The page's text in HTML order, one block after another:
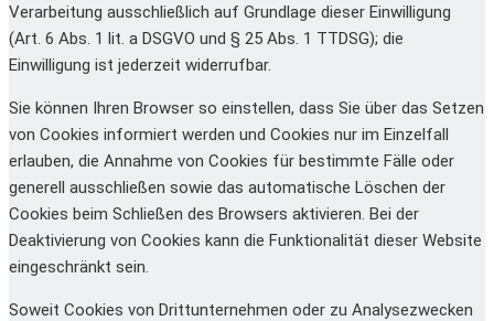
Verarbeitung ausschließlich auf Grundlage dieser Einwilligung
(Art. 6 Abs. 1 lit. a DSGVO und § 25 Abs. 1 TTDSG); die
Einwilligung ist jederzeit widerrufbar.
Sie können Ihren Browser so einstellen, dass Sie über das Setzen
von Cookies informiert werden und Cookies nur im Einzelfall
erlauben, die Annahme von Cookies für bestimmte Fälle oder
generell ausschließen sowie das automatische Löschen der
Cookies beim Schließen des Browsers aktivieren. Bei der
Deaktivierung von Cookies kann die Funktionalität dieser Website
eingeschränkt sein.
Soweit Cookies von Drittunternehmen oder zu Analysezwecken